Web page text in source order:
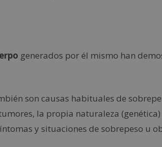
generados por él mismo han
son causas habituales de
la propia naturaleza (genética)
y situaciones de sobrepeso u